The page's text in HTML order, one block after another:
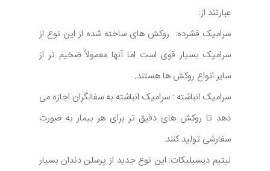
عبارتند از:
سرامیک فشرده: روکش های ساخته شده از این نوع از
سرامیک بسیار قوی است اما آنها معمولاً ضخیم تر از
سایر انواع روکش ها هستند.
سرامیک انباشته : سرامیک انباشته به سفالگران اجازه می
دهد تا روکش های دقیق تر برای هر بیمار به صورت
سفارشی تولید کنند.
لیتیم دیسیلیکات: این نوع جدید از پرسلن دندان بسیار